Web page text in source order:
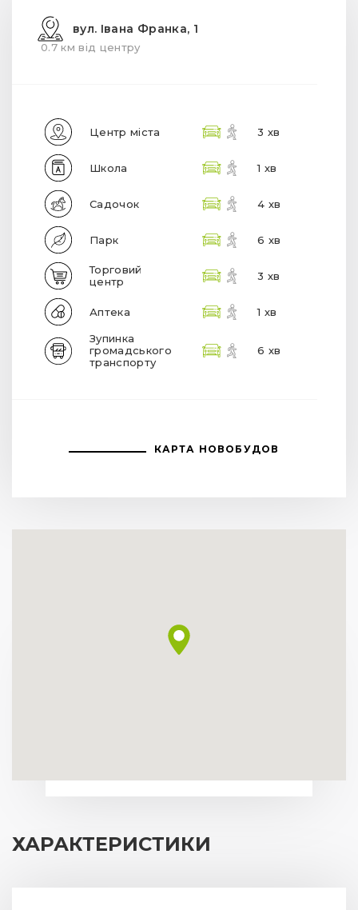
вул. Івана Франка, 1
0.7 км від центру
Центр міста 3 хв
Школа 1 хв
Садочок 4 хв
Парк 6 хв
Торговий
центр
3 хв
Аптека 1 хв
Зупинка
громадського
транспорту
6 хв
КАРТА НОВОБУДОВ
ХАРАКТЕРИСТИКИ